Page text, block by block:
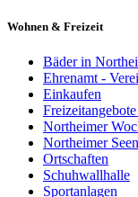
Wohnen & Freizeit
Bäder in
Ehrenamt -
Einkaufen
Northeimer
Northeimer
Ortschaften
Schuhwallhalle
Sportanlagen